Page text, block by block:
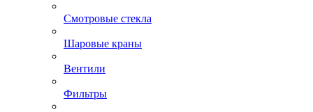
Смотровые стекла
Шаровые краны
Вентили
Фильтры